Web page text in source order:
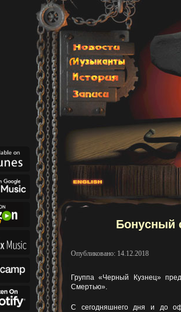
Бонусный
Опубликовано: 14.12.2018
Группа «Черный Кузнец»
Смертью».
С сегодняшнего дня и до